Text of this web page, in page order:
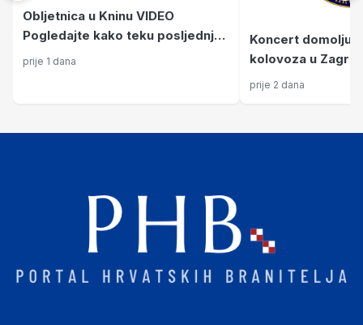
Obljetnica u Kninu VIDEO
Pogledajte kako teku posljednje
pripreme za proslavu Oluje, ima i
prije 1 dana
Koncert
kolovoza u
prije 2 dana